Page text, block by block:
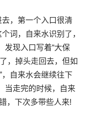
，第一个入口很清
词，自来水识别了，
发现入口写着“大保
，掉头走回去，但如
，自来水会继续往下
当走完的时候，自来
，下次多带些人来!